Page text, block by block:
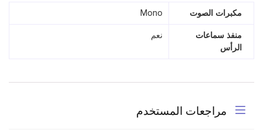
مكبرات الصوت Mono
منفذ سماعات
الرأس
نعم
مراجعات المستخدم